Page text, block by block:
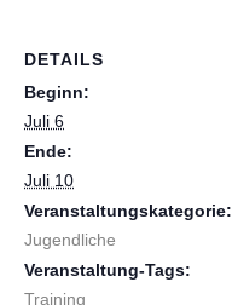
DETAILS
Beginn:
Juli 6
Ende:
Juli 10
Veranstaltungskategorie:
Jugendliche
Veranstaltung-Tags:
Training